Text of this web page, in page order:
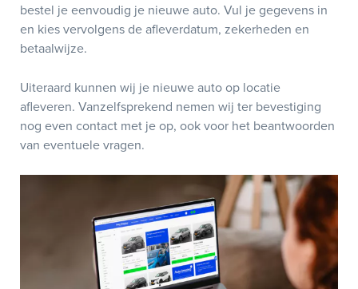
bestel je eenvoudig je nieuwe auto. Vul je gegevens in
en kies vervolgens de afleverdatum, zekerheden en
betaalwijze.
Uiteraard kunnen wij je nieuwe auto op locatie
afleveren. Vanzelfsprekend nemen wij ter bevestiging
nog even contact met je op, ook voor het beantwoorden
van eventuele vragen.